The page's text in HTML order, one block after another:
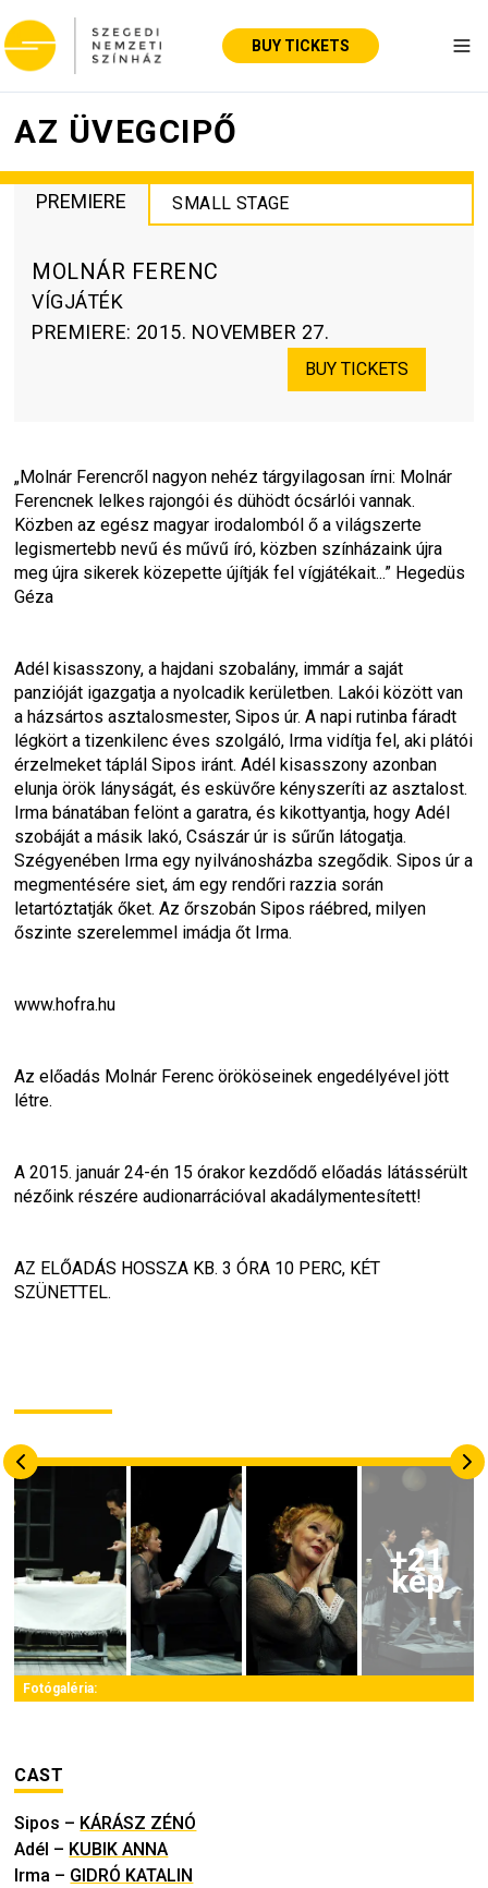
BUY TICKETS
AZ ÜVEGCIPŐ
PREMIERE SMALL STAGE
MOLNÁR FERENC
VÍGJÁTÉK
PREMIERE: 2015. NOVEMBER 27.
BUY TICKETS
„Molnár Ferencről nagyon nehéz tárgyilagosan írni: Molnár
Ferencnek lelkes rajongói és dühödt ócsárlói vannak.
Közben az egész magyar irodalomból ő a világszerte
legismertebb nevű és művű író, közben színházaink újra
meg újra sikerek közepette újítják fel vígjátékait...” Hegedüs
Géza
Adél kisasszony, a hajdani szobalány, immár a saját
panzióját igazgatja a nyolcadik kerületben. Lakói között van
a házsártos asztalosmester, Sipos úr. A napi rutinba fáradt
légkört a tizenkilenc éves szolgáló, Irma vidítja fel, aki plátói
érzelmeket táplál Sipos iránt. Adél kisasszony azonban
elunja örök lányságát, és esküvőre kényszeríti az asztalost.
Irma bánatában felönt a garatra, és kikottyantja, hogy Adél
szobáját a másik lakó, Császár úr is sűrűn látogatja.
Szégyenében Irma egy nyilvánosházba szegődik. Sipos úr a
megmentésére siet, ám egy rendőri razzia során
letartóztatják őket. Az őrszobán Sipos ráébred, milyen
őszinte szerelemmel imádja őt Irma.
www.hofra.hu
Az előadás Molnár Ferenc örököseinek engedélyével jött
létre.
A 2015. január 24-én 15 órakor kezdődő előadás látássérült
nézőink részére audionarrációval akadálymentesített!
AZ ELŐADÁS HOSSZA KB. 3 ÓRA 10 PERC, KÉT
SZÜNETTEL.
+21
kép
Fotógaléria:
CAST
Sipos – KÁRÁSZ ZÉNÓ
Adél – KUBIK ANNA
Irma – GIDRÓ KATALIN